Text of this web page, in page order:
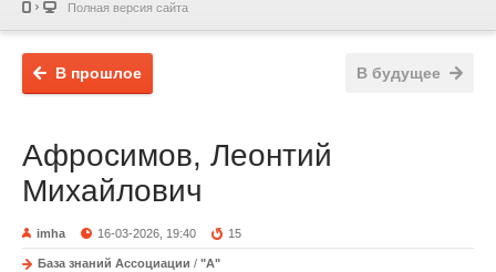
Полная версия сайта
В будущее
В прошлое
Афросимов, Леонтий
Михайлович
imha 16-03-2026, 19:40 15
База знаний Ассоциации / "А"